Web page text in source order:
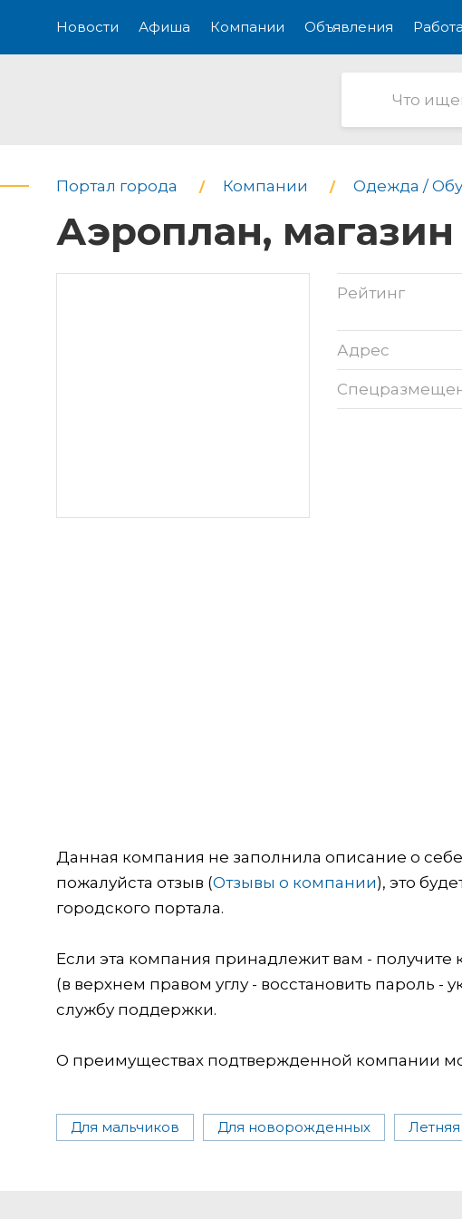
Новости Афиша Компании Объявления Работа
Портал города Компании Одежда /
Аэроплан,
Рейтинг
Адрес
Данная компания не заполнила описание о
пожалуйста отзыв (Отзывы о компании), это
городского портала.
Если эта компания принадлежит вам - получите
(в верхнем правом углу - восстановить пароль -
службу поддержки.
О преимуществах подтвержденной компании
Для мальчиков Для новорожденных Летняя